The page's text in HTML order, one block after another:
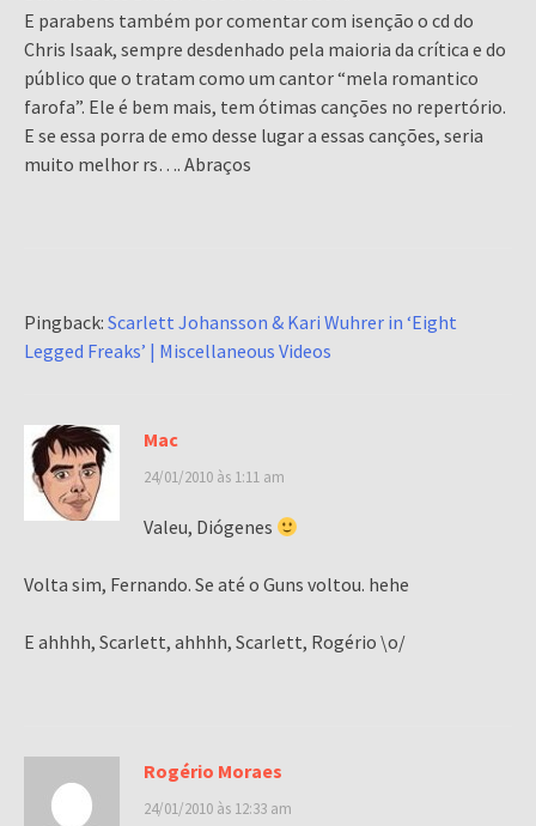
E parabens também por comentar com isenção o cd do
Chris Isaak, sempre desdenhado pela maioria da crítica e do
público que o tratam como um cantor “mela romantico
farofa”. Ele é bem mais, tem ótimas canções no repertório.
E se essa porra de emo desse lugar a essas canções, seria
muito melhor rs…. Abraços
Pingback: Scarlett Johansson & Kari Wuhrer in ‘Eight
Legged Freaks’ | Miscellaneous Videos
Mac
24/01/2010 às 1:11 am
Valeu, Diógenes
Volta sim, Fernando. Se até o Guns voltou. hehe
E ahhhh, Scarlett, ahhhh, Scarlett, Rogério \o/
Rogério Moraes
24/01/2010 às 12:33 am